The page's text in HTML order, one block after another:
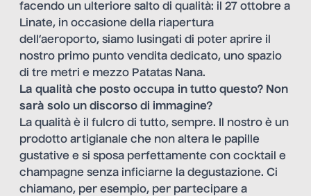
facendo un ulteriore salto di qualità: il 27 ottobre a
Linate, in occasione della riapertura
dell’aeroporto, siamo lusingati di poter aprire il
nostro primo punto vendita dedicato, uno spazio
di tre metri e mezzo Patatas Nana.
La qualità che posto occupa in tutto questo? Non
sarà solo un discorso di immagine?
La qualità è il fulcro di tutto, sempre. Il nostro è un
prodotto artigianale che non altera le papille
gustative e si sposa perfettamente con cocktail e
champagne senza inficiarne la degustazione. Ci
chiamano, per esempio, per partecipare a